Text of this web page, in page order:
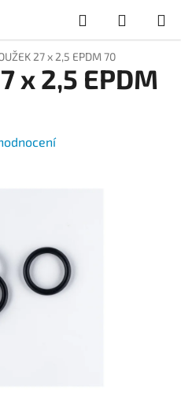
Hledat
KOŠÍK
27 x 2,5 EPDM 70
x 2,5 EPDM